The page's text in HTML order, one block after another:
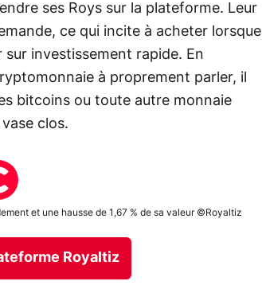
ses Roys sur la plateforme. Leur
ce qui incite à acheter lorsque
investissement rapide. En
à proprement parler, il
bitcoins ou toute autre monnaie
clos.
et une hausse de 1,67 % de sa valeur ©Royaltiz
Royaltiz